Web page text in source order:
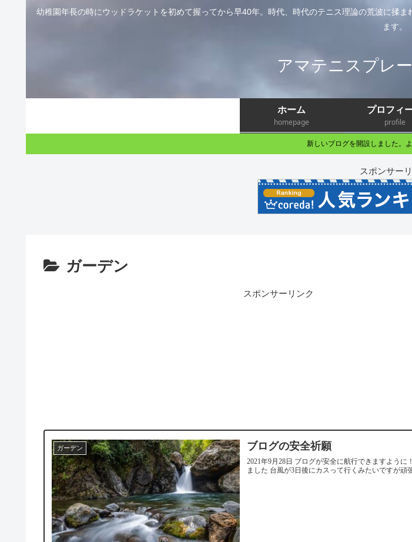
幼稚園年長の時にウッドラケットを初めて握ってから早40年。時代、時代のテニス理論の荒波に揉
ます。
アマテニスプレ
ホーム
homepage
プロフィ
profile
新しいブログを開設しました。
スポンサー
ガーデン
スポンサーリンク
ガーデン ブログの安全祈願
2021年9月28日 ブログが安全に航行できますように
ました 台風が3日後にカスって行くみたいですが頑